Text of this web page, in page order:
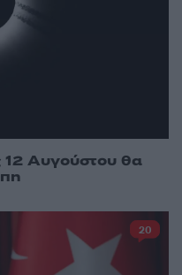
12 Αυγούστου θα
20